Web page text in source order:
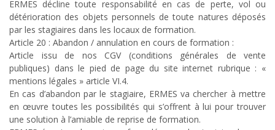
ERMES décline toute responsabilité en cas de perte, vol ou
détérioration des objets personnels de toute natures déposés
par les stagiaires dans les locaux de formation.
Article 20 : Abandon / annulation en cours de formation :
Article issu de nos CGV (conditions générales de vente
publiques) dans le pied de page du site internet rubrique : «
mentions légales » article VI.4.
En cas d’abandon par le stagiaire, ERMES va chercher à mettre
en œuvre toutes les possibilités qui s’offrent à lui pour trouver
une solution à l’amiable de reprise de formation.